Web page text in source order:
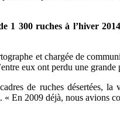
1 300 ruches à l’hiver
et chargée de
eux ont perdu une
de ruches désertées,
« En 2009 déjà, nous avions